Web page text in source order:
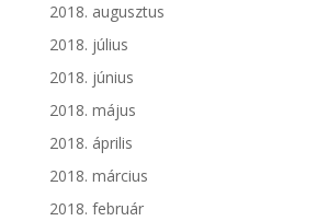
2018. augusztus
2018. július
2018. június
2018. május
2018. április
2018. március
2018. február